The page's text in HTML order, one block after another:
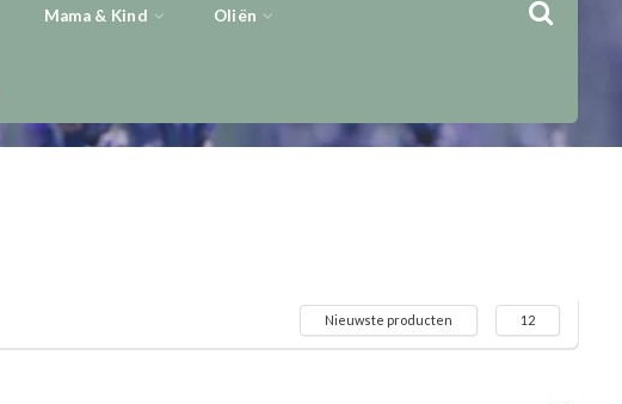
Mama & Kind Oliën
Nieuwste producten 12